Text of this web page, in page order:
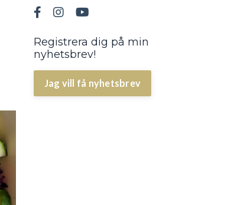
Registrera dig på min
nyhetsbrev!
Jag vill få nyhetsbrev